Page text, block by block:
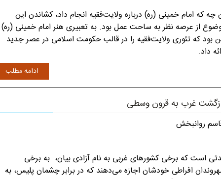
چه که امام خمینی (ره) درباره ولایت‌فقیه انجام داد، کشاندن این
از عرصه نظر به ساحت عمل بود. به تعبیری هنر امام خمینی (ره)
بود که تئوری ولایت‌فقیه را در قالب حکومت اسلامی در عصر جدید
داد.
ادامه مطلب
غرب به قرون وسطی
روانبخش
است که برخی کشورهای غربی به نام آزادی بیان، به برخی
افراطی خودشان اجازه می‌دهند که در برابر چشمان پلیس، به